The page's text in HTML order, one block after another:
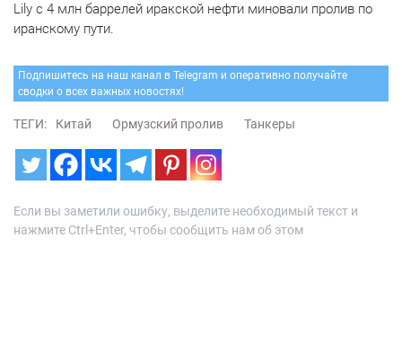
Lily с 4 млн баррелей иракской нефти миновали пролив по
иранскому пути.
Подпишитесь на наш канал в Telegram и оперативно получайте
сводки о всех важных новостях!
ТЕГИ: Китай Ормузский пролив Танкеры
Если вы заметили ошибку, выделите необходимый текст и
нажмите Ctrl+Enter, чтобы сообщить нам об этом